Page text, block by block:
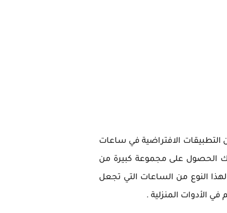
التطبيقات الافتراضية في ساعات
الحصول على مجموعة كبيرة من
النوع من الساعات التي تجعل
الأدوات المنزلية .